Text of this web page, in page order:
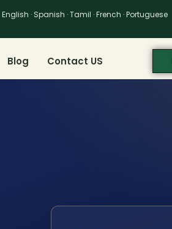
English · Spanish · Tamil · French · Portuguese
Blog Contact US